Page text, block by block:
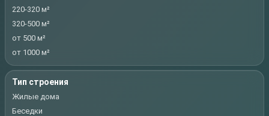
220-320 м²
320-500 м²
от 500 м²
от 1000 м²
Тип строения
Жилые дома
Беседки